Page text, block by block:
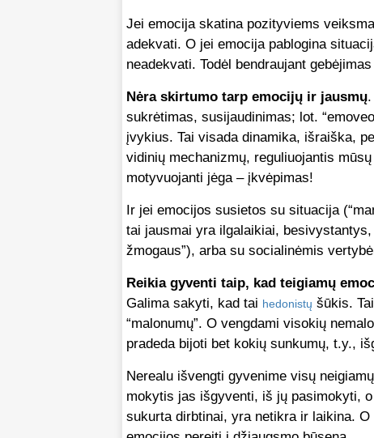
Jei emocija skatina pozityviems
adekvati. O jei emocija pablogina
neadekvati. Todėl bendraujant
Nėra skirtumo tarp emocijų ir jausmų
sukrėtimas, susijaudinimas; lot.
įvykius. Tai visada dinamika, išraiška,
vidinių mechanizmų, reguliuojantis
motyvuojanti jėga – įkvėpimas!
Ir jei emocijos susietos su situacija
tai jausmai yra ilgalaikiai,
žmogaus”), arba su socialinėmis
Reikia gyventi taip, kad teigiamų
Galima sakyti, kad tai hedonistų šūkis.
“malonumų”. O vengdami visokių
pradeda bijoti bet kokių sunkumų, t.y.,
Nerealu išvengti gyvenime visų
mokytis jas išgyventi, iš jų pasimokyti,
sukurta dirbtinai, yra netikra ir laikina.